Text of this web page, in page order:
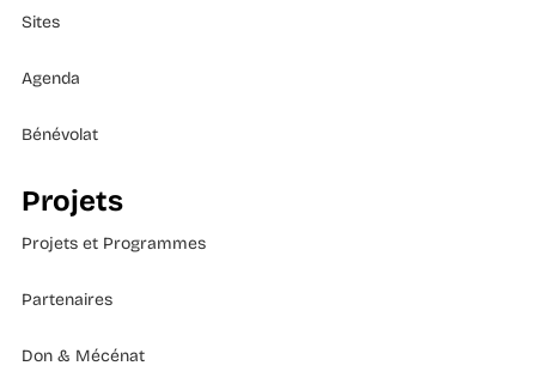
Sites
Agenda
Bénévolat
Projets
Projets et Programmes
Partenaires
Don & Mécénat